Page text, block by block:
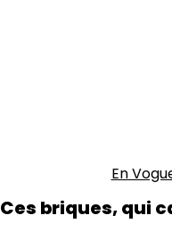
En
Ces briques, qui